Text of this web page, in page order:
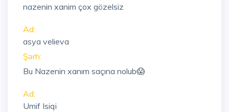
nazenin xanim çox gözelsiz
Ad:
asya velieva
Şərh:
Bu Nazenin xanım saçına nolub😱
Ad:
Umif Isiqi